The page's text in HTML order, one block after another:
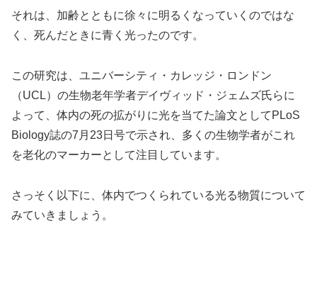
それは、加齢とともに徐々に明るくなっていくのではな
く、死んだときに青く光ったのです。
この研究は、ユニバーシティ・カレッジ・ロンドン
（UCL）の生物老年学者デイヴィッド・ジェムズ氏らに
よって、体内の死の拡がりに光を当てた論文としてPLoS
Biology誌の7月23日号で示され、多くの生物学者がこれ
を老化のマーカーとして注目しています。
さっそく以下に、体内でつくられている光る物質について
みていきましょう。